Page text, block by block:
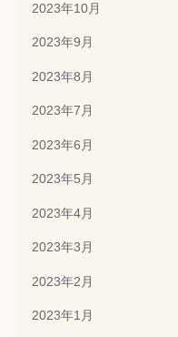
2023年10月
2023年9月
2023年8月
2023年7月
2023年6月
2023年5月
2023年4月
2023年3月
2023年2月
2023年1月